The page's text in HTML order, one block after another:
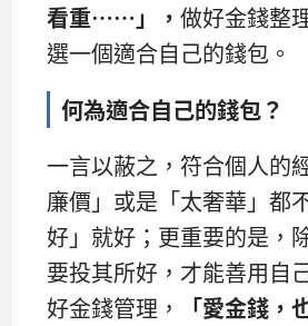
看重……」， 做好金錢整
選一個適合自己的錢包。
何為適合自己的錢包？
一言以蔽之，符合個人的
廉價」或是「太奢華」都
好」就好；更重要的是，
要投其所好，才能善用自
好金錢管理，
「愛金錢，